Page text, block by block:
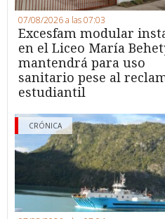
07/08/2026 a las 07:03
Excesfam modular
en el Liceo María
mantendrá para uso
sanitario pese al
estudiantil
CRÓNICA